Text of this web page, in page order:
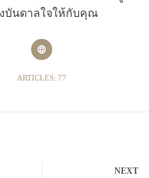
บันดาลใจให้กับคุณ
ARTICLES: 77
NEXT